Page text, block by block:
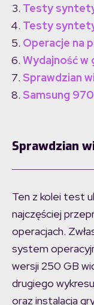
Testy
Testy
Operacje na
Wydajność w
Sprawdzian
Samsung
Sprawdzian
Ten z kolei test
najczęściej
operacjach.
system
wersji 250 GB
drugiego
oraz instalacja